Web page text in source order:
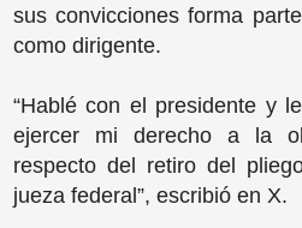
sus convicciones forma
como dirigente.
“Hablé con el presidente y
ejercer mi derecho a la
respecto del retiro del
jueza federal”, escribió en X.